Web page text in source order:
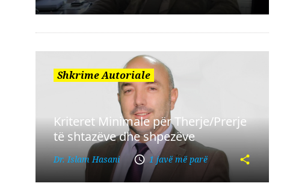
Shkrime Autoriale
Kriteret Minimale për Therje/Prerje
të shtazëve dhe shpezëve
Dr. Islam Hasani 1 javë më parë